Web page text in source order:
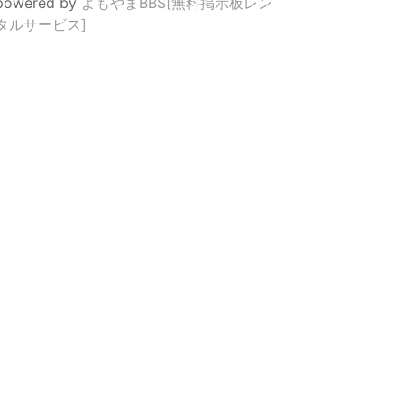
ルサービス]